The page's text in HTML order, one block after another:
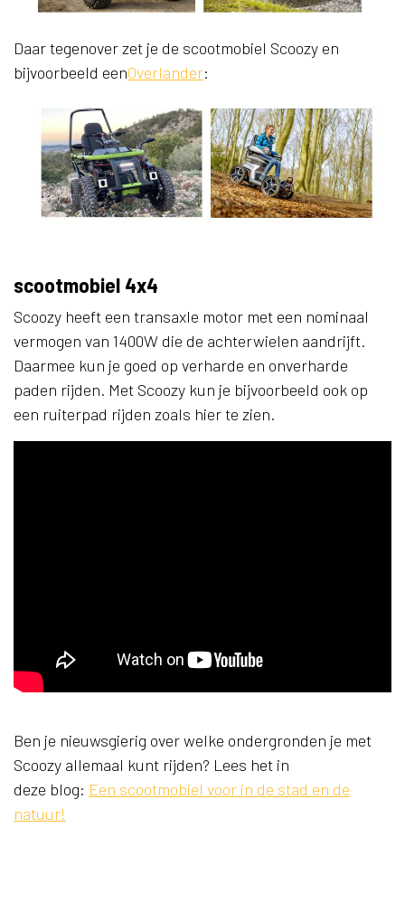
Daar tegenover zet je de scootmobiel Scoozy en
bijvoorbeeld eenOverlander:
scootmobiel 4x4
Scoozy heeft een transaxle motor met een nominaal
vermogen van 1400W die de achterwielen aandrijft.
Daarmee kun je goed op verharde en onverharde
paden rijden. Met Scoozy kun je bijvoorbeeld ook op
een ruiterpad rijden zoals hier te zien.
Ben je nieuwsgierig over welke ondergronden je met
Scoozy allemaal kunt rijden? Lees het in
deze blog: Een scootmobiel voor in de stad en de
natuur!